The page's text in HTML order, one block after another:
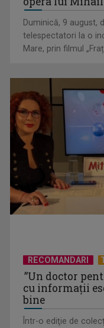
CONCACAF
activităților comerciale
EVENIMENT
Duminică, 9 august,
telespectatori la o
Mare, prin filmul „Frații
RECOMANDARI
”Un doctor
cu informații
bine
Într-o ediţie de